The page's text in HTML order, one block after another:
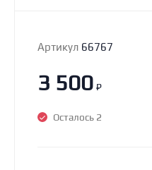
Артикул 66767
3 500 ₽
Осталось 2